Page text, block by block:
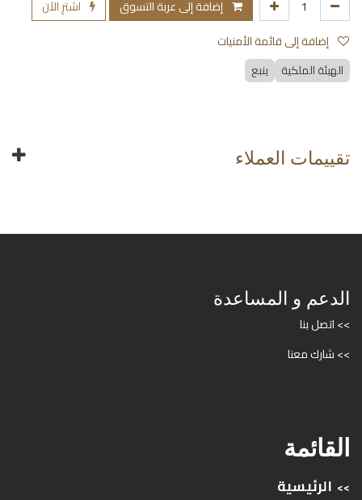
إضافة إلى عربة التسوق
اشترِ الآن
الهيئة الملكية
ينبع
تقييمات العملاء
الدعم و المساعدة
>> اتصل بنا
>> شارك معنا
القائمة
>> الرئيسية